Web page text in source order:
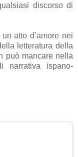
discorso di
atto d’amore nei
letteratura della
può mancare nella
narrativa ispano-